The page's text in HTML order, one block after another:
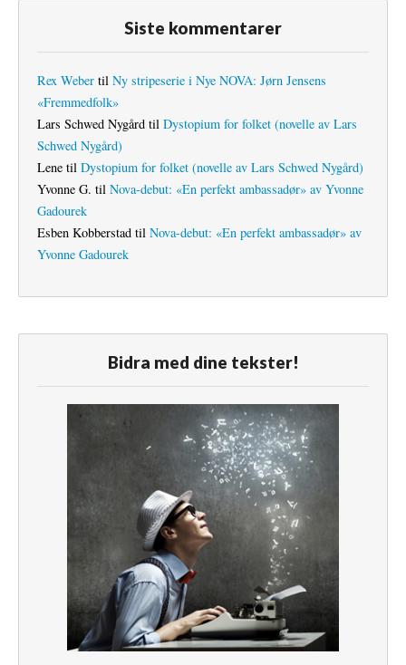
Siste kommentarer
Rex Weber til Ny stripeserie i Nye NOVA: Jørn Jensens
«Fremmedfolk»
Lars Schwed Nygård til Dystopium for folket (novelle av Lars
Schwed Nygård)
Lene til Dystopium for folket (novelle av Lars Schwed Nygård)
Yvonne G. til Nova-debut: «En perfekt ambassadør» av Yvonne
Gadourek
Esben Kobberstad til Nova-debut: «En perfekt ambassadør» av
Yvonne Gadourek
Bidra med dine tekster!